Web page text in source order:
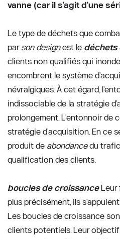
vanne (car il s'agit d'une
Le type de déchets que
par son design est le déchets
clients non qualifiés qui
encombrent le système
névralgiques. À cet égard,
indissociable de la stratégie
prolongement. L'entonnoir de
stratégie d'acquisition. En ce
produit de abondance du
qualification des clients.
boucles de croissance Leur
plus précisément, ils
Les boucles de croissance
clients potentiels. Leur